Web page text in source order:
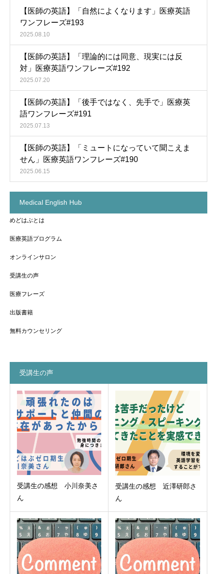
【医師の英語】「自然によくなります」医療英語
ワンフレーズ#193
2025.08.10
【医師の英語】「理論的には同意、現実には反
対」医療英語ワンフレーズ#192
2025.07.20
【医師の英語】「後手ではなく、先手で」医療英
語ワンフレーズ#191
2025.07.13
【医師の英語】「ミュートになっていて聞こえま
せん」医療英語ワンフレーズ#190
2025.06.15
Medical English Hub
めどはぶとは
医療英語プログラム
オンラインサロン
受講生の声
医療フレーズ
出版書籍
無料カウンセリング
受講生の声
受講生の感想 小川奈美さ
ん
受講生の感想 近澤研郎さ
ん